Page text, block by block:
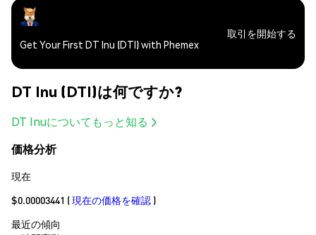
Get Your First DT Inu (DTI) with Phemex
取引を開始する
DT Inu (DTI)は何ですか?
DT Inuについてもっと知る
価格分析
現在
$0.00003441 (現在の価格を確認 )
最近の傾向